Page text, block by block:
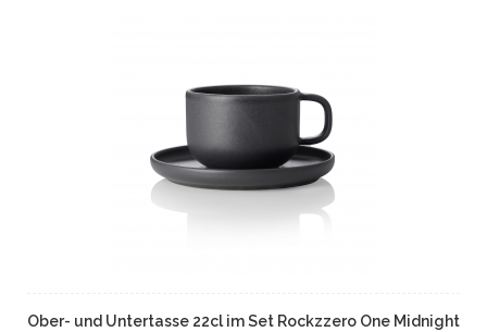
Ober- und Untertasse 22cl im Set Rockzzero One Midnight